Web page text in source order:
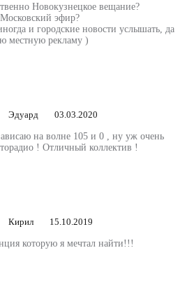
Новокузнецкое вещание?
эфир?
и городские новости услышать, да
местную рекламу )
Эдуард 03.03.2020
на волне 105 и 0 , ну уж очень
! Отличный коллектив !
Кирил 15.10.2019
которую я мечтал найти!!!